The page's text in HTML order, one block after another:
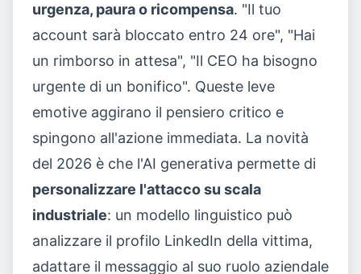
urgenza, paura o ricompensa. "Il tuo
account sarà bloccato entro 24 ore", "Hai
un rimborso in attesa", "Il CEO ha bisogno
urgente di un bonifico". Queste leve
emotive aggirano il pensiero critico e
spingono all'azione immediata. La novità
del 2026 è che l'AI generativa permette di
personalizzare l'attacco su scala
industriale: un modello linguistico può
analizzare il profilo LinkedIn della vittima,
adattare il messaggio al suo ruolo aziendale